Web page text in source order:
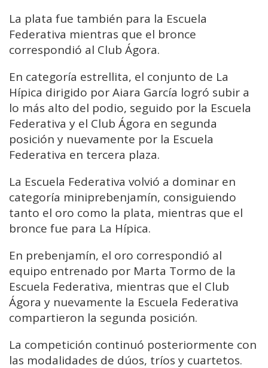
La plata fue también para la Escuela
Federativa mientras que el bronce
correspondió al Club Ágora.
En categoría estrellita, el conjunto de La
Hípica dirigido por Aiara García logró subir a
lo más alto del podio, seguido por la Escuela
Federativa y el Club Ágora en segunda
posición y nuevamente por la Escuela
Federativa en tercera plaza.
La Escuela Federativa volvió a dominar en
categoría miniprebenjamín, consiguiendo
tanto el oro como la plata, mientras que el
bronce fue para La Hípica.
En prebenjamín, el oro correspondió al
equipo entrenado por Marta Tormo de la
Escuela Federativa, mientras que el Club
Ágora y nuevamente la Escuela Federativa
compartieron la segunda posición.
La competición continuó posteriormente con
las modalidades de dúos, tríos y cuartetos.